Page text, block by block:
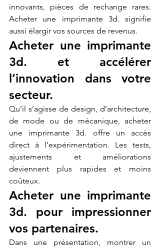
innovants, pièces de rechange rares.
Acheter une imprimante 3d. signifie
aussi élargir vos sources de revenus.
Acheter une imprimante
3d. et accélérer
l’innovation dans votre
secteur.
Qu’il s’agisse de design, d’architecture,
de mode ou de mécanique, acheter
une imprimante 3d. offre un accès
direct à l’expérimentation. Les tests,
ajustements et améliorations
deviennent plus rapides et moins
coûteux.
Acheter une imprimante
3d. pour impressionner
vos partenaires.
Dans une présentation, montrer un